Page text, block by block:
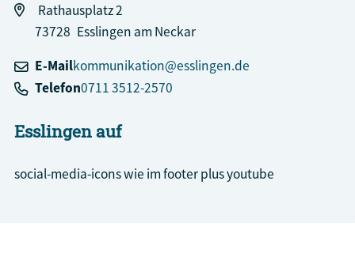
Rathausplatz 2
73728 Esslingen am Neckar
E-Mailkommunikation@esslingen.de
Telefon0711 3512-2570
Esslingen auf
social-media-icons wie im footer plus youtube